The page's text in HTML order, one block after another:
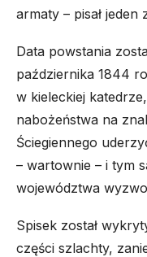
armaty – pisał
Data powstania
października 1844
w kieleckiej
nabożeństwa na
Ściegiennego
– wartownie – i tym
województwa
Spisek został
części szlachty,